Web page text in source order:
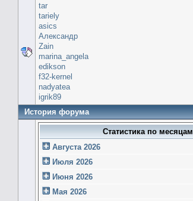
tar
tariely
asics
Александр
Zain
marina_angela
edikson
f32-kernel
nadyatea
igrik89
История форума
Статистика по месяцам
Августа 2026
Июля 2026
Июня 2026
Мая 2026